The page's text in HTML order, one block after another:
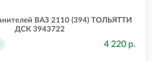
ВАЗ 2110 (394) ТОЛЬЯТТИ
ДСК 3943722
4 220 р.